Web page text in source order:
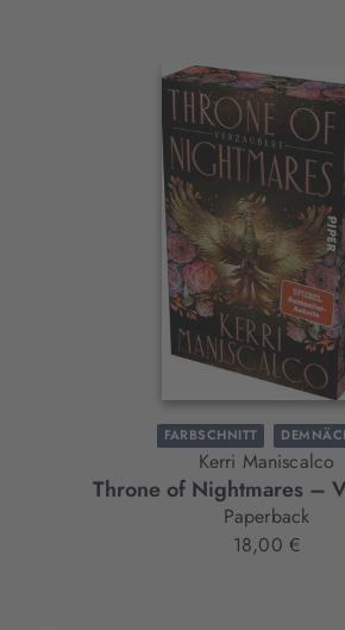
Interaktives
FARBSCHNITT
Kerri Maniscalco
Throne of Nightmares –
Paperback
18,00 €